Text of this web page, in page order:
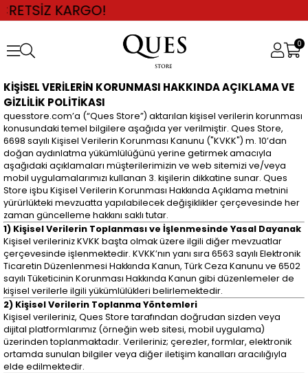
KARGO!
0
KİŞİSEL VERİLERİN KORUNMASI HAKKINDA AÇIKLAMA VE
GİZLİLİK POLİTİKASI
quesstore.com’a (“Ques Store”) aktarılan kişisel verilerin korunması
konusundaki temel bilgilere aşağıda yer verilmiştir. Ques Store,
6698 sayılı Kişisel Verilerin Korunması Kanunu ("KVKK") m. 10’dan
doğan aydınlatma yükümlülüğünü yerine getirmek amacıyla
aşağıdaki açıklamaları müşterilerimizin ve web sitemizi ve/veya
mobil uygulamalarımızı kullanan 3. kişilerin dikkatine sunar. Ques
Store işbu Kişisel Verilerin Korunması Hakkında Açıklama metnini
yürürlükteki mevzuatta yapılabilecek değişiklikler çerçevesinde her
zaman güncelleme hakkını saklı tutar.
1) Kişisel Verilerin Toplanması ve İşlenmesinde Yasal Dayanak
Kişisel verileriniz KVKK başta olmak üzere ilgili diğer mevzuatlar
çerçevesinde işlenmektedir. KVKK’nın yanı sıra 6563 sayılı Elektronik
Ticaretin Düzenlenmesi Hakkında Kanun, Türk Ceza Kanunu ve 6502
sayılı Tüketicinin Korunması Hakkında Kanun gibi düzenlemeler de
kişisel verilerle ilgili yükümlülükleri belirlemektedir.
2) Kişisel Verilerin Toplanma Yöntemleri
Kişisel verileriniz, Ques Store tarafından doğrudan sizden veya
dijital platformlarımız (örneğin web sitesi, mobil uygulama)
üzerinden toplanmaktadır. Verileriniz; çerezler, formlar, elektronik
ortamda sunulan bilgiler veya diğer iletişim kanalları aracılığıyla
elde edilmektedir.